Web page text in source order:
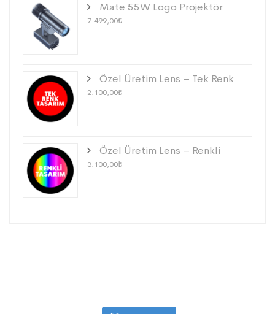
Mate 55W Logo Projektör
7.499,00₺
Özel Üretim Lens – Tek Renk
2.100,00₺
Özel Üretim Lens – Renkli
3.100,00₺